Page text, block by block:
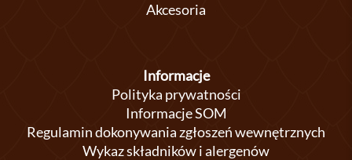
Akcesoria
Informacje
Polityka prywatności
Informacje SOM
Regulamin dokonywania zgłoszeń wewnętrznych
Wykaz składników i alergenów